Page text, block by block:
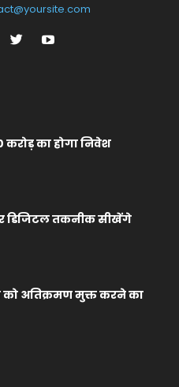
करोड़ का होगा निवेश
डिजिटल तकनीक सीखेंगे
को अतिक्रमण मुक्त करने का